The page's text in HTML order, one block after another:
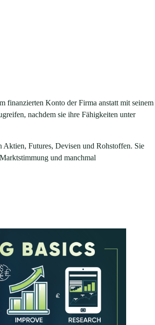
finanzierten Konto der Firma anstatt mit seinem
nachdem sie ihre Fähigkeiten unter
Aktien, Futures, Devisen und Rohstoffen. Sie
und manchmal